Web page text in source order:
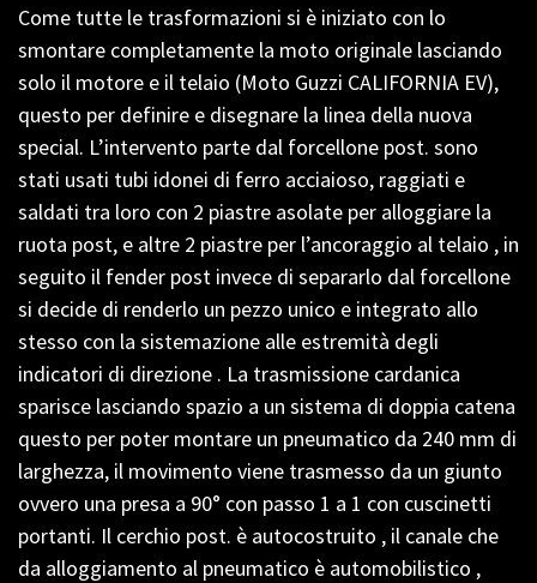
Come tutte le trasformazioni si è iniziato con lo
smontare completamente la moto originale lasciando
solo il motore e il telaio (Moto Guzzi CALIFORNIA EV),
questo per definire e disegnare la linea della nuova
special. L’intervento parte dal forcellone post. sono
stati usati tubi idonei di ferro acciaioso, raggiati e
saldati tra loro con 2 piastre asolate per alloggiare la
ruota post, e altre 2 piastre per l’ancoraggio al telaio , in
seguito il fender post invece di separarlo dal forcellone
si decide di renderlo un pezzo unico e integrato allo
stesso con la sistemazione alle estremità degli
indicatori di direzione . La trasmissione cardanica
sparisce lasciando spazio a un sistema di doppia catena
questo per poter montare un pneumatico da 240 mm di
larghezza, il movimento viene trasmesso da un giunto
ovvero una presa a 90° con passo 1 a 1 con cuscinetti
portanti. Il cerchio post. è autocostruito , il canale che
da alloggiamento al pneumatico è automobilistico ,